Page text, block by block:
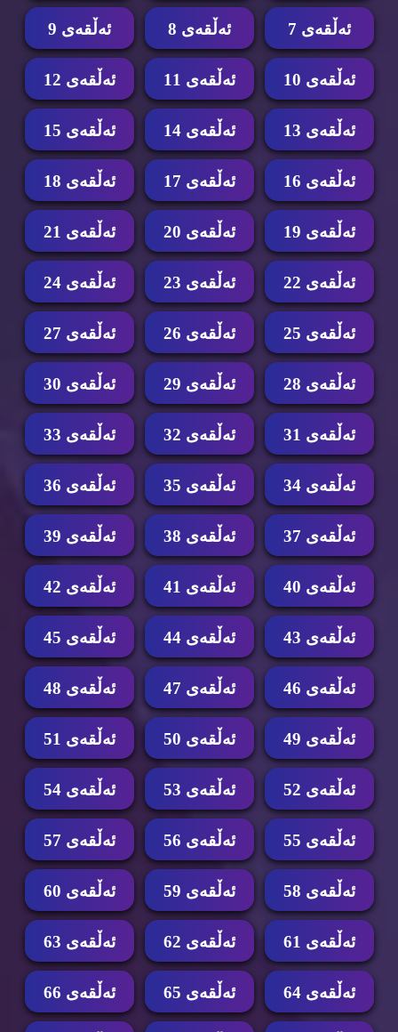
ئه‌ڵقه‌ی 7 ئه‌ڵقه‌ی 8 ئه‌ڵقه‌ی 9
ئه‌ڵقه‌ی 10 ئه‌ڵقه‌ی 11 ئه‌ڵقه‌ی 12
ئه‌ڵقه‌ی 13 ئه‌ڵقه‌ی 14 ئه‌ڵقه‌ی 15
ئه‌ڵقه‌ی 16 ئه‌ڵقه‌ی 17 ئه‌ڵقه‌ی 18
ئه‌ڵقه‌ی 19 ئه‌ڵقه‌ی 20 ئه‌ڵقه‌ی 21
ئه‌ڵقه‌ی 22 ئه‌ڵقه‌ی 23 ئه‌ڵقه‌ی 24
ئه‌ڵقه‌ی 25 ئه‌ڵقه‌ی 26 ئه‌ڵقه‌ی 27
ئه‌ڵقه‌ی 28 ئه‌ڵقه‌ی 29 ئه‌ڵقه‌ی 30
ئه‌ڵقه‌ی 31 ئه‌ڵقه‌ی 32 ئه‌ڵقه‌ی 33
ئه‌ڵقه‌ی 34 ئه‌ڵقه‌ی 35 ئه‌ڵقه‌ی 36
ئه‌ڵقه‌ی 37 ئه‌ڵقه‌ی 38 ئه‌ڵقه‌ی 39
ئه‌ڵقه‌ی 40 ئه‌ڵقه‌ی 41 ئه‌ڵقه‌ی 42
ئه‌ڵقه‌ی 43 ئه‌ڵقه‌ی 44 ئه‌ڵقه‌ی 45
ئه‌ڵقه‌ی 46 ئه‌ڵقه‌ی 47 ئه‌ڵقه‌ی 48
ئه‌ڵقه‌ی 49 ئه‌ڵقه‌ی 50 ئه‌ڵقه‌ی 51
ئه‌ڵقه‌ی 52 ئه‌ڵقه‌ی 53 ئه‌ڵقه‌ی 54
ئه‌ڵقه‌ی 55 ئه‌ڵقه‌ی 56 ئه‌ڵقه‌ی 57
ئه‌ڵقه‌ی 58 ئه‌ڵقه‌ی 59 ئه‌ڵقه‌ی 60
ئه‌ڵقه‌ی 61 ئه‌ڵقه‌ی 62 ئه‌ڵقه‌ی 63
ئه‌ڵقه‌ی 64 ئه‌ڵقه‌ی 65 ئه‌ڵقه‌ی 66